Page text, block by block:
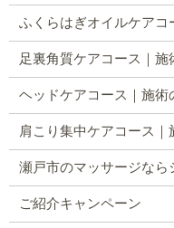
ふくらはぎオイルケアコ
足裏角質ケアコース｜施
ヘッドケアコース｜施術
肩こり集中ケアコース
瀬戸市のマッサージな
ご紹介キャンペーン